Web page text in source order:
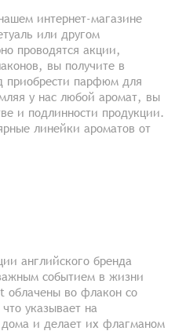
интернет-магазине
или другом
проводятся акции,
вы получите в
приобрести парфюм для
у нас любой аромат, вы
и подлинности продукции.
линейки ароматов от
английского бренда
событием в жизни
облачены во флакон со
указывает на
дома и делает их флагманом